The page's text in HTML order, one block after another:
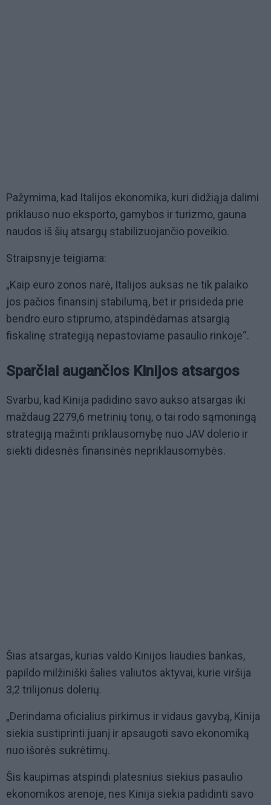
Pažymima, kad Italijos ekonomika, kuri didžiąja dalimi
priklauso nuo eksporto, gamybos ir turizmo, gauna
naudos iš šių atsargų stabilizuojančio poveikio.
Straipsnyje teigiama:
„Kaip euro zonos narė, Italijos auksas ne tik palaiko
jos pačios finansinį stabilumą, bet ir prisideda prie
bendro euro stiprumo, atspindėdamas atsargią
fiskalinę strategiją nepastoviame pasaulio rinkoje“.
Sparčiai augančios Kinijos atsargos
Svarbu, kad Kinija padidino savo aukso atsargas iki
maždaug 2279,6 metrinių tonų, o tai rodo sąmoningą
strategiją mažinti priklausomybę nuo JAV dolerio ir
siekti didesnės finansinės nepriklausomybės.
Šias atsargas, kurias valdo Kinijos liaudies bankas,
papildo milžiniški šalies valiutos aktyvai, kurie viršija
3,2 trilijonus dolerių.
„Derindama oficialius pirkimus ir vidaus gavybą, Kinija
siekia sustiprinti juanį ir apsaugoti savo ekonomiką
nuo išorės sukrėtimų.
Šis kaupimas atspindi platesnius siekius pasaulio
ekonomikos arenoje, nes Kinija siekia padidinti savo